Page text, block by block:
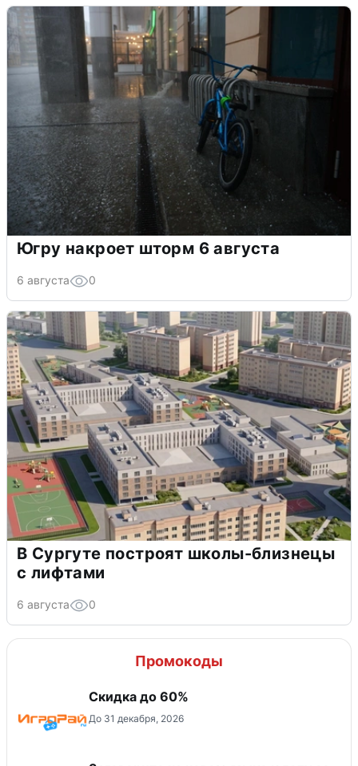
Югру накроет шторм 6 августа
6 августа 0
В Сургуте построят школы-близнецы
с лифтами
6 августа 0
Промокоды
Скидка до 60%
До 31 декабря, 2026